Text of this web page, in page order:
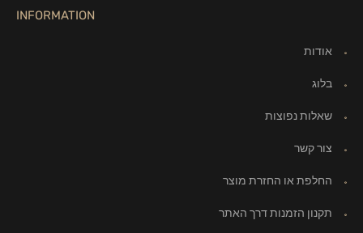
INFORMATION
אודות
בלוג
שאלות נפוצות
צור קשר
החלפת או החזרת מוצר
תקנון הזמנות דרך האתר